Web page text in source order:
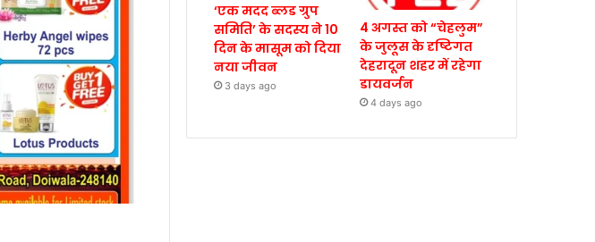
‘एक मदद ब्लड ग्रुप
समिति’ के सदस्य ने 10
दिन के मासूम को दिया
नया जीवन
3 days ago
4 अगस्त को “चेहलुम”
के जुलूस के दृष्टिगत
देहरादून शहर में रहेगा
डायवर्जन
4 days ago